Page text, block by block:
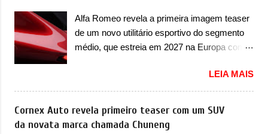
aprimoramentos pelas tecnologias
comprovadas nas pistas pela equipe campeã
mundial de carros elétricos. A marca
Huracán Sterrato. E o modelo italiano tem
grande parte no desenvolvimento do Dune.
Baseado no Huracán, o Dune nasce com
apresentou com o Sterrato, mas com um
design ainda mais Mad Max – algo
característico da Rezvani. Junto com as
imagens, a marca já confirmou que o Dune
Alfa Romeo revela a primeira imagem teaser
de um novo utilitário esportivo do segmento
médio, que estreia em 2027 na Europa com
revelou a primeira imagem teaser de um
novo utilitário esportivo da marca italiana,
previsto para ser lançado em meados de
2027. O novo modelo não tem nome ou se é
LEIA MAIS
Cornex Auto revela primeiro teaser com um SUV
da novata marca chamada Chuneng